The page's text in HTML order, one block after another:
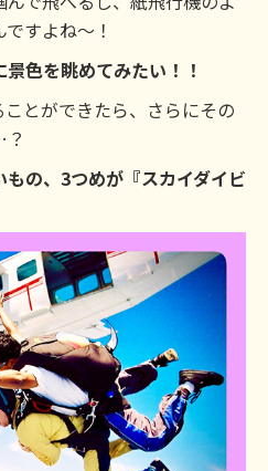
すよね〜！
色を眺めてみたい！！
とができたら、さらにその
の、3つめが『スカイダイビ